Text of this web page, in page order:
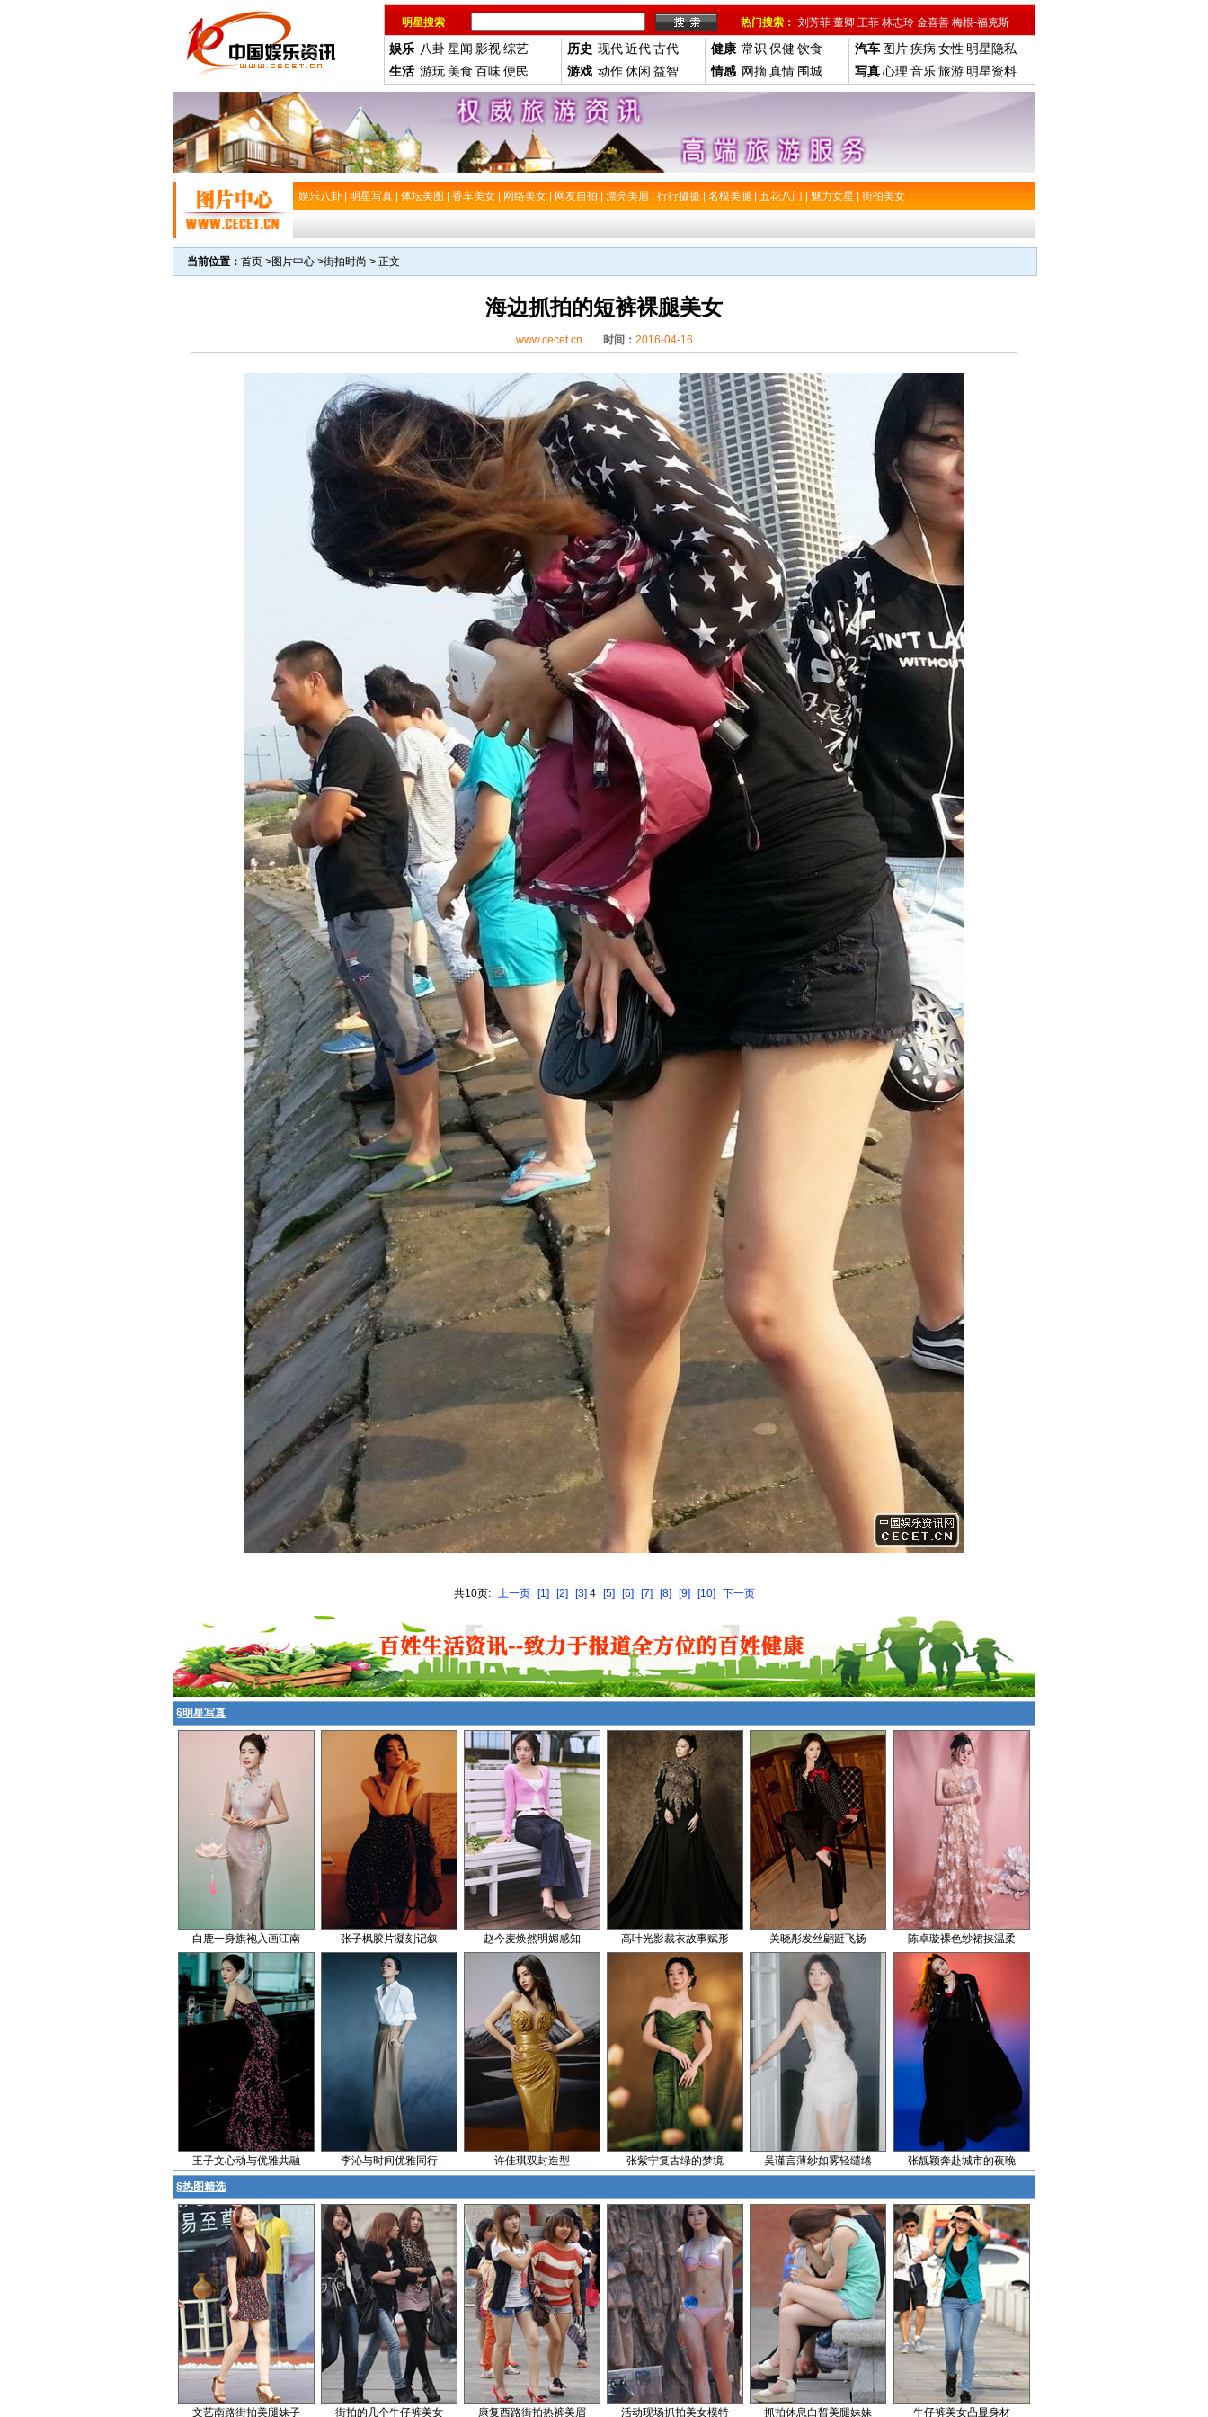
明星搜索 热门搜索： 刘芳菲 董卿 王菲 林志玲 金喜善 梅根-福克斯
娱乐 八卦星闻 影视综艺
生活 游玩 美食 百味便民
历史 现代近代古代
游戏 动作休闲 益智
健康 常识 保健 饮食
情感 网摘真情 围城
汽车 图片疾病 女性 明星隐私
写真心理 音乐旅游 明星资料
娱乐八卦 明星写真 体坛美图 香车美女 网络美女 网友自拍 漂亮美眉 行行摄摄 名模美腿 五花八门 魅力女星 街拍美女
当前位置： 首页 >图片中心 >街拍时尚 > 正文
海边抓拍的短裤裸腿美女
www.cecet.cn 时间： 2016-04-16
共10页: 上一页 [1] [2] [3] 4 [5] [6] [7] [8] [9] [10] 下一页
§明星写真
白鹿一身旗袍入画江南 张子枫胶片凝刻记叙 赵今麦焕然明媚感知 高叶光影裁衣故事赋形 关晓彤发丝翩跹飞扬 陈卓璇裸色纱裙挟温柔
王子文心动与优雅共融 李沁与时间优雅同行 许佳琪双封造型 张紫宁复古绿的梦境 吴谨言薄纱如雾轻缱绻 张靓颖奔赴城市的夜晚
§热图精选
文艺南路街拍美腿妹子 街拍的几个牛仔裤美女 康复西路街拍热裤美眉 活动现场抓拍美女模特 抓拍休息白皙美腿妹妹 牛仔裤美女凸显身材